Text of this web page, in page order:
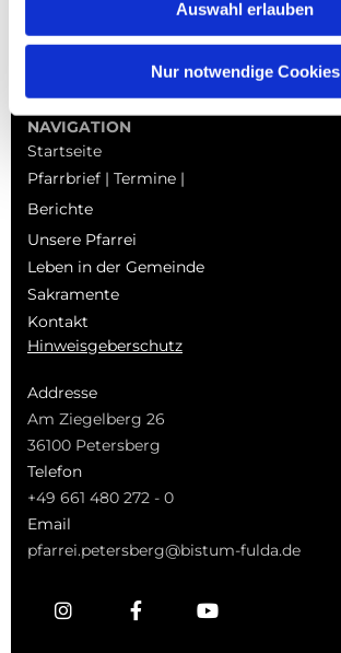
Auswahl erlauben
Nur notwendige Cookies
NAVIGATION
Startseite
Pfarrbrief | Termine |
Berichte
Unsere Pfarrei
Leben in der Gemeinde
Sakramente
Kontakt
Hinweisgeberschutz
Addresse
Am Ziegelberg 26
36100 Petersberg
Telefon
+49 661 480 272 - 0
Email
pfarrei.petersberg@bistum-fulda.de